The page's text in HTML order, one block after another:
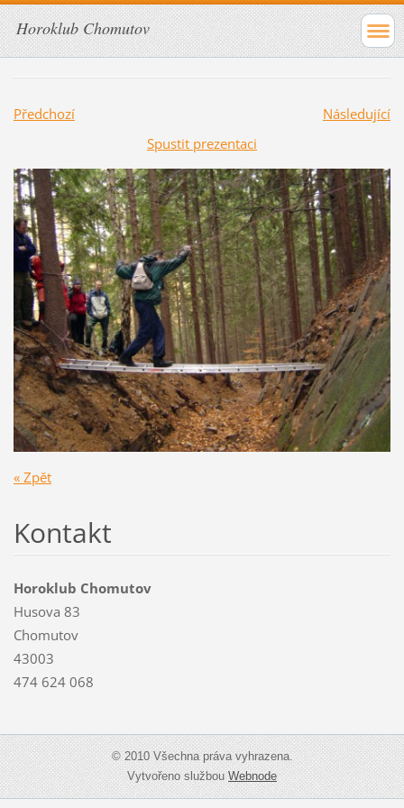
Horoklub Chomutov
Předchozí
Následující
Spustit prezentaci
« Zpět
Kontakt
Horoklub Chomutov
Husova 83
Chomutov
43003
474 624 068
© 2010 Všechna práva vyhrazena.
Vytvořeno službouWebnode